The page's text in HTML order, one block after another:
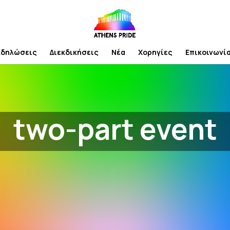
Διεκδικήσεις Νέα Χορηγίες Επικοινωνία
two-part event